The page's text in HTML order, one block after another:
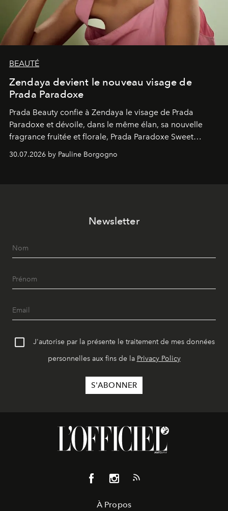
BEAUTÉ
Zendaya devient le nouveau visage de
Prada Paradoxe
Prada Beauty confie à Zendaya le visage de Prada
Paradoxe et dévoile, dans le même élan, sa nouvelle
fragrance fruitée et florale, Prada Paradoxe Sweet
Chemistry Eau de Parfum.
30.07.2026 by Pauline Borgogno
Newsletter
J'autorise par la présente le traitement de mes données
personnelles aux fins de la Privacy Policy
À Propos